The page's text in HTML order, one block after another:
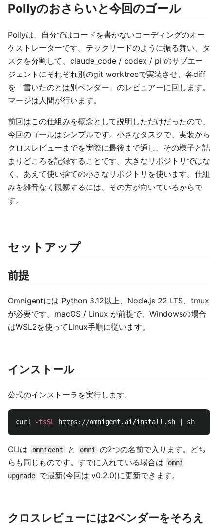
Pollyのおさらいと今回のゴール
Pollyは、自分ではコードを書かないコーディングのオー
ケストレーターです。テックリードのように振る舞い、タ
スクを分割して、claude_code / codex / pi のサブエー
ジェントにそれぞれ別のgit worktreeで実装させ、各diff
を「書いたのとは別ベンダー」のレビュアーに回します。
マージは人間が行います。
前回はこの仕組みを概念として説明しただけだったので、
今回のゴールはシンプルです。小さなタスクで、実装から
クロスレビューまでを実際に最後まで通し、その様子と詰
まりどころを記録することです。大きなリポジトリではな
く、あえて使い捨ての小さなリポジトリを使います。仕組
みを雑音なく観察するには、その方が向いているからで
す。
セットアップ
前提
Omnigentには Python 3.12以上、Node.js 22 LTS、tmux
が必要です。macOS / Linux が前提で、Windowsの場合
はWSL2を使ってLinux手順に従います。
インストール
公式のインストーラを実行します。
curl -fsSL
CLIは omnigent と omni
の2つの名前で入ります。どち
らも同じものです。すでに入れている場合は
omni
upgrade
で最新(今回は v0.2.0)に更新できます。
クロスレビューには2ベンダーをそろえ